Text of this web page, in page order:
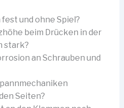
und ohne Spiel?
beim Drücken in der
stark?
an Schrauben und
Seiten?